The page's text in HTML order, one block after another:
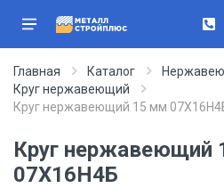
Главная Каталог
Круг нержавеющий
Круг нержавеющий 15 мм
Круг нержавеющий
07Х16Н4Б